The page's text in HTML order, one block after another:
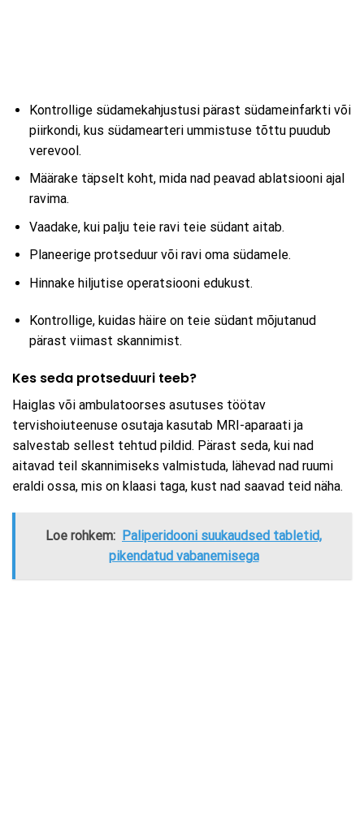
Kontrollige südamekahjustusi pärast südameinfarkti või
piirkondi, kus südamearteri ummistuse tõttu puudub
verevool.
Määrake täpselt koht, mida nad peavad ablatsiooni ajal
ravima.
Vaadake, kui palju teie ravi teie südant aitab.
Planeerige protseduur või ravi oma südamele.
Hinnake hiljutise operatsiooni edukust.
Kontrollige, kuidas häire on teie südant mõjutanud
pärast viimast skannimist.
Kes seda protseduuri teeb?
Haiglas või ambulatoorses asutuses töötav
tervishoiuteenuse osutaja kasutab MRI-aparaati ja
salvestab sellest tehtud pildid. Pärast seda, kui nad
aitavad teil skannimiseks valmistuda, lähevad nad ruumi
eraldi ossa, mis on klaasi taga, kust nad saavad teid näha.
Loe rohkem: Paliperidooni suukaudsed tabletid,
pikendatud vabanemisega